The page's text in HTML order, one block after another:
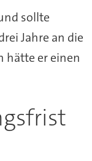
sollte
Jahre an die
hätte er einen